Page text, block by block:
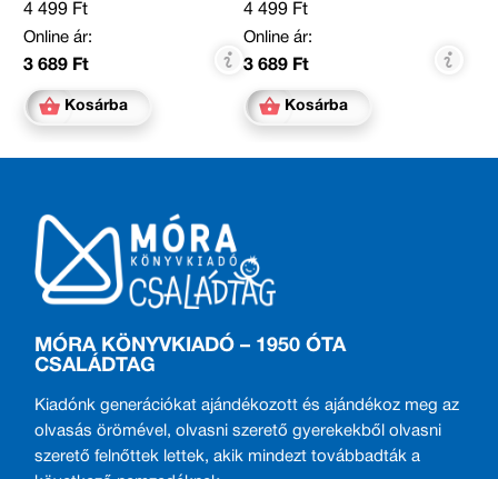
4 499 Ft
Online ár:
3 689 Ft
Kosárba
4 499 Ft
Online ár:
3 689 Ft
Kosárba
MÓRA KÖNYVKIADÓ – 1950 ÓTA
CSALÁDTAG
Kiadónk generációkat ajándékozott és ajándékoz meg az
olvasás örömével, olvasni szerető gyerekekből olvasni
szerető felnőttek lettek, akik mindezt továbbadták a